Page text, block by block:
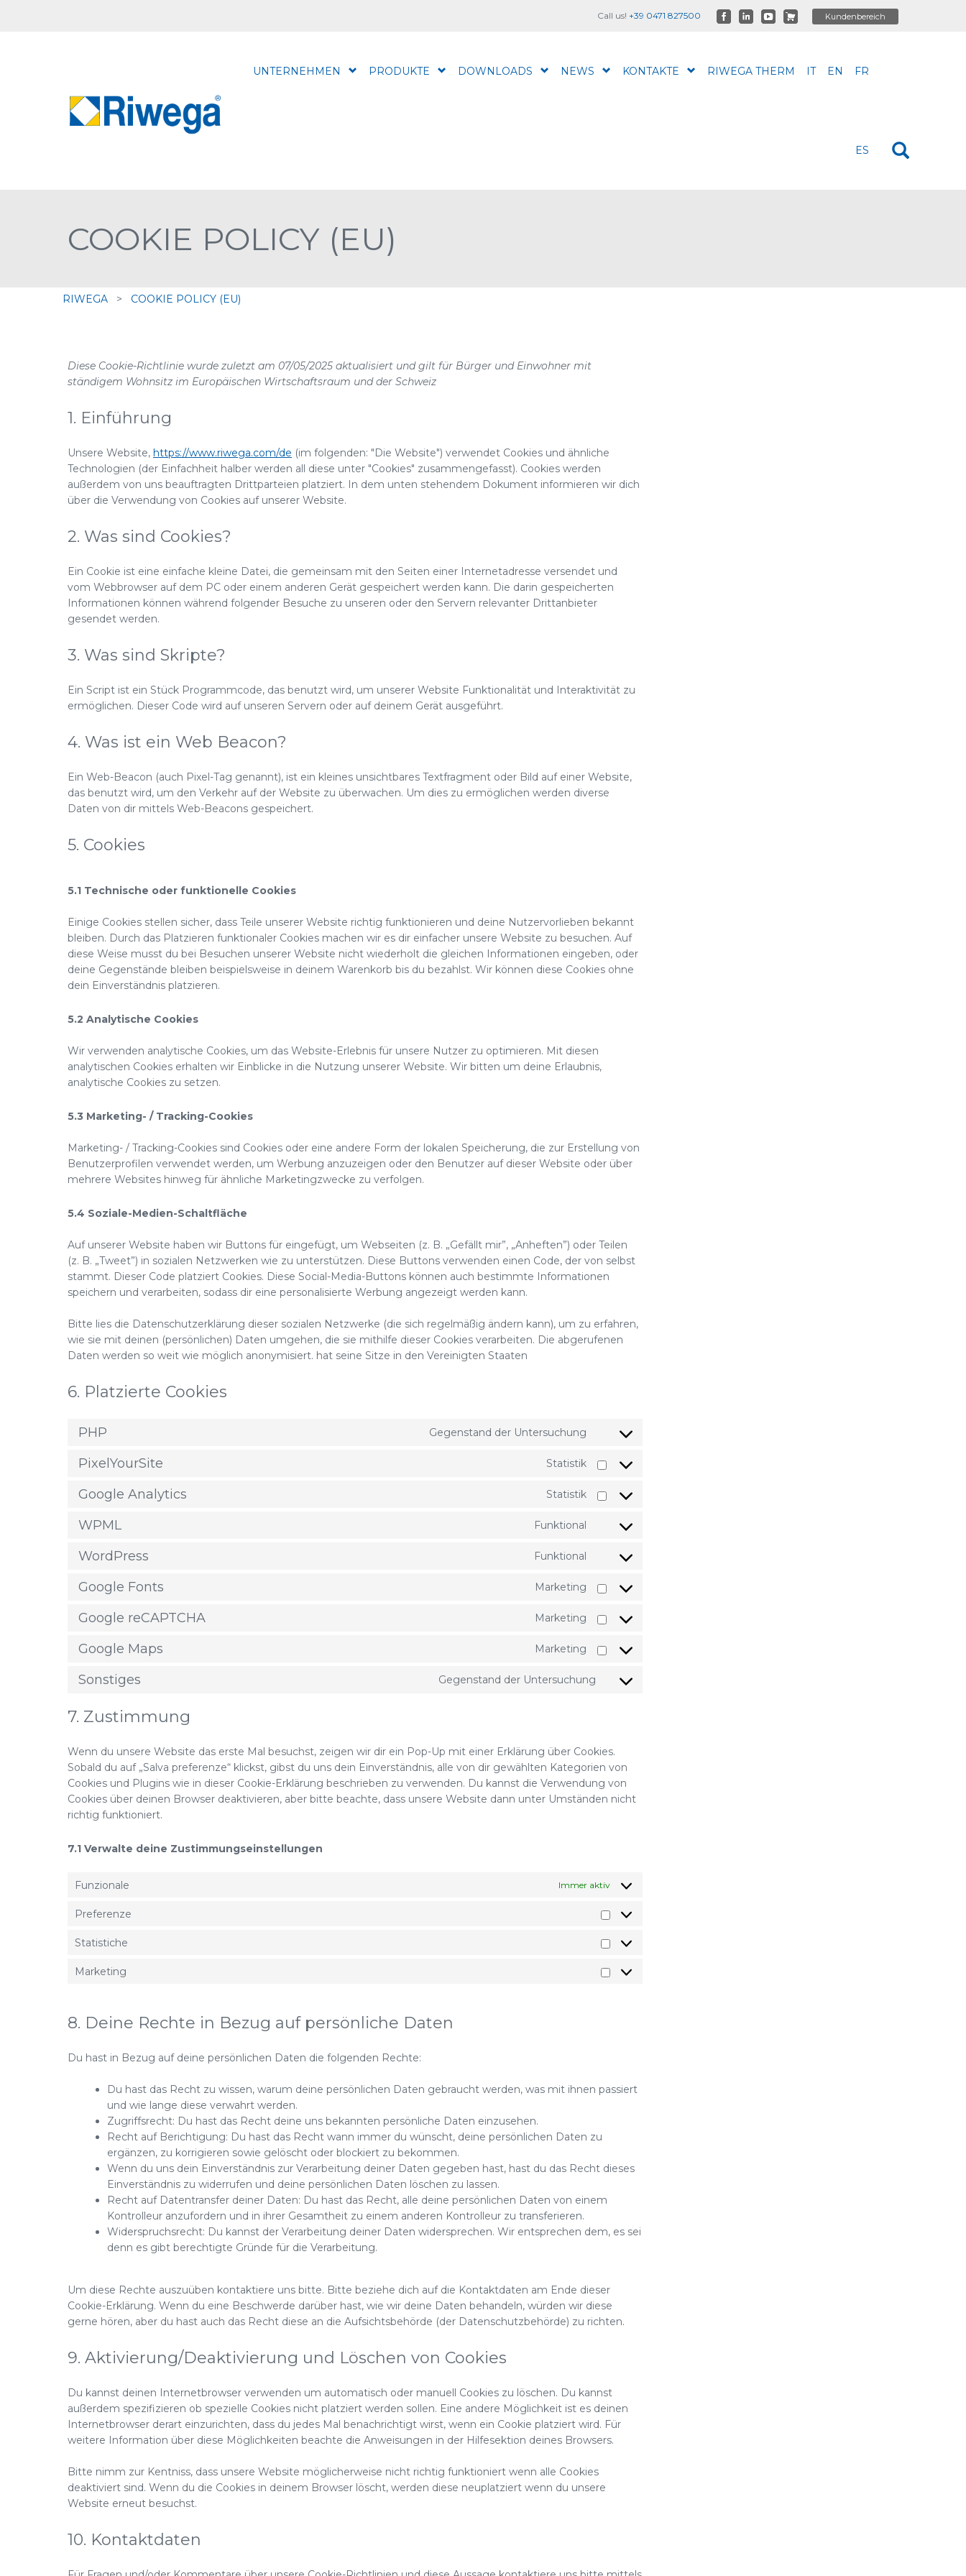
UNTERNEHMEN PRODUKTE DOWNLOADS NEWS KONTAKTE RIWEGA THERM IT EN FR
ES
Call us! +39 0471 827500
COOKIE POLICY (EU)
RIWEGA > COOKIE POLICY (EU)
Diese Cookie-Richtlinie wurde zuletzt am 07/05/2025 aktualisiert und gilt für Bürger und Einwohner mit
ständigem Wohnsitz im Europäischen Wirtschaftsraum und der Schweiz
1. Einführung
Unsere Website, https://www.riwega.com/de (im folgenden: "Die Website") verwendet Cookies und ähnliche
Technologien (der Einfachheit halber werden all diese unter "Cookies" zusammengefasst). Cookies werden
außerdem von uns beauftragten Drittparteien platziert. In dem unten stehendem Dokument informieren wir dich
über die Verwendung von Cookies auf unserer Website.
2. Was sind Cookies?
Ein Cookie ist eine einfache kleine Datei, die gemeinsam mit den Seiten einer Internetadresse versendet und
vom Webbrowser auf dem PC oder einem anderen Gerät gespeichert werden kann. Die darin gespeicherten
Informationen können während folgender Besuche zu unseren oder den Servern relevanter Drittanbieter
gesendet werden.
3. Was sind Skripte?
Ein Script ist ein Stück Programmcode, das benutzt wird, um unserer Website Funktionalität und Interaktivität zu
ermöglichen. Dieser Code wird auf unseren Servern oder auf deinem Gerät ausgeführt.
4. Was ist ein Web Beacon?
Ein Web-Beacon (auch Pixel-Tag genannt), ist ein kleines unsichtbares Textfragment oder Bild auf einer Website,
das benutzt wird, um den Verkehr auf der Website zu überwachen. Um dies zu ermöglichen werden diverse
Daten von dir mittels Web-Beacons gespeichert.
5. Cookies
5.1 Technische oder funktionelle Cookies
Einige Cookies stellen sicher, dass Teile unserer Website richtig funktionieren und deine Nutzervorlieben bekannt
bleiben. Durch das Platzieren funktionaler Cookies machen wir es dir einfacher unsere Website zu besuchen. Auf
diese Weise musst du bei Besuchen unserer Website nicht wiederholt die gleichen Informationen eingeben, oder
deine Gegenstände bleiben beispielsweise in deinem Warenkorb bis du bezahlst. Wir können diese Cookies ohne
dein Einverständnis platzieren.
5.2 Analytische Cookies
Wir verwenden analytische Cookies, um das Website-Erlebnis für unsere Nutzer zu optimieren. Mit diesen
analytischen Cookies erhalten wir Einblicke in die Nutzung unserer Website. Wir bitten um deine Erlaubnis,
analytische Cookies zu setzen.
5.3 Marketing- / Tracking-Cookies
Marketing- / Tracking-Cookies sind Cookies oder eine andere Form der lokalen Speicherung, die zur Erstellung von
Benutzerprofilen verwendet werden, um Werbung anzuzeigen oder den Benutzer auf dieser Website oder über
mehrere Websites hinweg für ähnliche Marketingzwecke zu verfolgen.
5.4 Soziale-Medien-Schaltfläche
Auf unserer Website haben wir Buttons für eingefügt, um Webseiten (z. B. „Gefällt mir”, „Anheften”) oder Teilen
(z. B. „Tweet”) in sozialen Netzwerken wie zu unterstützen. Diese Buttons verwenden einen Code, der von selbst
stammt. Dieser Code platziert Cookies. Diese Social-Media-Buttons können auch bestimmte Informationen
speichern und verarbeiten, sodass dir eine personalisierte Werbung angezeigt werden kann.
Bitte lies die Datenschutzerklärung dieser sozialen Netzwerke (die sich regelmäßig ändern kann), um zu erfahren,
wie sie mit deinen (persönlichen) Daten umgehen, die sie mithilfe dieser Cookies verarbeiten. Die abgerufenen
Daten werden so weit wie möglich anonymisiert. hat seine Sitze in den Vereinigten Staaten
6. Platzierte Cookies
PHP Gegenstand der Untersuchung
PixelYourSite Statistik
Google Analytics Statistik
WPML Funktional
WordPress Funktional
Google Fonts Marketing
Google reCAPTCHA Marketing
Google Maps Marketing
Sonstiges Gegenstand der Untersuchung
7. Zustimmung
Wenn du unsere Website das erste Mal besuchst, zeigen wir dir ein Pop-Up mit einer Erklärung über Cookies.
Sobald du auf „Salva preferenze“ klickst, gibst du uns dein Einverständnis, alle von dir gewählten Kategorien von
Cookies und Plugins wie in dieser Cookie-Erklärung beschrieben zu verwenden. Du kannst die Verwendung von
Cookies über deinen Browser deaktivieren, aber bitte beachte, dass unsere Website dann unter Umständen nicht
richtig funktioniert.
7.1 Verwalte deine Zustimmungseinstellungen
Funzionale Immer aktiv
Preferenze
Statistiche
Marketing
8. Deine Rechte in Bezug auf persönliche Daten
Du hast in Bezug auf deine persönlichen Daten die folgenden Rechte:
Du hast das Recht zu wissen, warum deine persönlichen Daten gebraucht werden, was mit ihnen passiert
und wie lange diese verwahrt werden.
Zugriffsrecht: Du hast das Recht deine uns bekannten persönliche Daten einzusehen.
Recht auf Berichtigung: Du hast das Recht wann immer du wünscht, deine persönlichen Daten zu
ergänzen, zu korrigieren sowie gelöscht oder blockiert zu bekommen.
Wenn du uns dein Einverständnis zur Verarbeitung deiner Daten gegeben hast, hast du das Recht dieses
Einverständnis zu widerrufen und deine persönlichen Daten löschen zu lassen.
Recht auf Datentransfer deiner Daten: Du hast das Recht, alle deine persönlichen Daten von einem
Kontrolleur anzufordern und in ihrer Gesamtheit zu einem anderen Kontrolleur zu transferieren.
Widerspruchsrecht: Du kannst der Verarbeitung deiner Daten widersprechen. Wir entsprechen dem, es sei
denn es gibt berechtigte Gründe für die Verarbeitung.
Um diese Rechte auszuüben kontaktiere uns bitte. Bitte beziehe dich auf die Kontaktdaten am Ende dieser
Cookie-Erklärung. Wenn du eine Beschwerde darüber hast, wie wir deine Daten behandeln, würden wir diese
gerne hören, aber du hast auch das Recht diese an die Aufsichtsbehörde (der Datenschutzbehörde) zu richten.
9. Aktivierung/Deaktivierung und Löschen von Cookies
Du kannst deinen Internetbrowser verwenden um automatisch oder manuell Cookies zu löschen. Du kannst
außerdem spezifizieren ob spezielle Cookies nicht platziert werden sollen. Eine andere Möglichkeit ist es deinen
Internetbrowser derart einzurichten, dass du jedes Mal benachrichtigt wirst, wenn ein Cookie platziert wird. Für
weitere Information über diese Möglichkeiten beachte die Anweisungen in der Hilfesektion deines Browsers.
Bitte nimm zur Kentniss, dass unsere Website möglicherweise nicht richtig funktioniert wenn alle Cookies
deaktiviert sind. Wenn du die Cookies in deinem Browser löscht, werden diese neuplatziert wenn du unsere
Website erneut besuchst.
10. Kontaktdaten